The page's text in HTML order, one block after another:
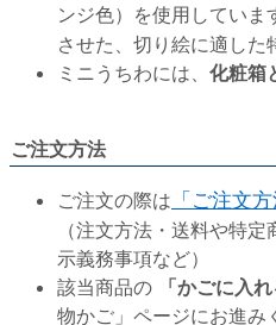
ンジ色）を使用していま
させた、切り絵に適した
ミニうちわには、 化粧箱
ご注文方法
ご注文の際は 「ご注文方
（注文方法・送料や特
示義務事項など）
該当商品の
「かごに入
物かご」ページにお進み